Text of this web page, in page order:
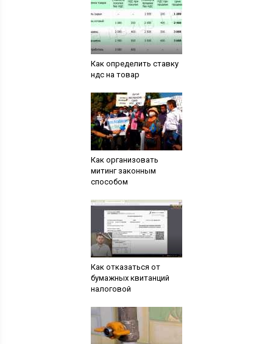
Как определить ставку
ндс на товар
Как организовать
митинг законным
способом
Как отказаться от
бумажных квитанций
налоговой